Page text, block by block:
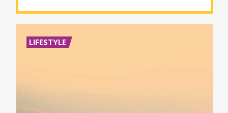
LIFESTYLE